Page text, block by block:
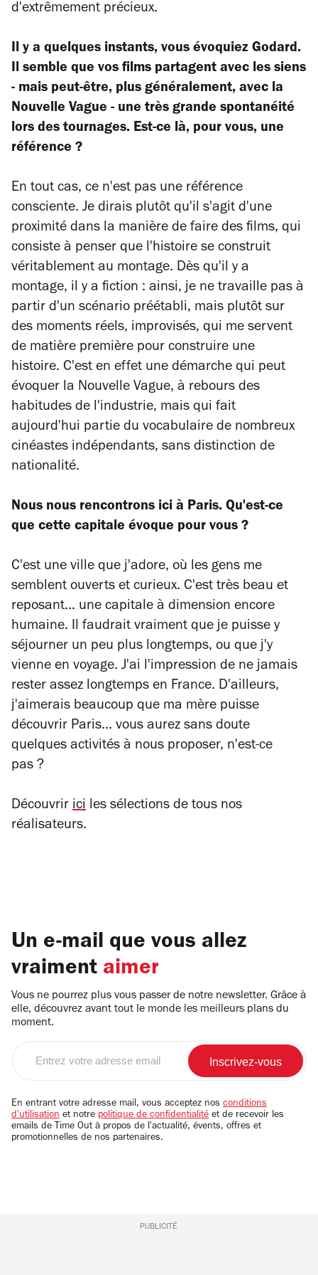
d'extrêmement précieux.
Il y a quelques instants, vous évoquiez Godard.
Il semble que vos films partagent avec les siens
- mais peut-être, plus généralement, avec la
Nouvelle Vague - une très grande spontanéité
lors des tournages. Est-ce là, pour vous, une
référence ?
En tout cas, ce n'est pas une référence
consciente. Je dirais plutôt qu'il s'agit d'une
proximité dans la manière de faire des films, qui
consiste à penser que l'histoire se construit
véritablement au montage. Dès qu'il y a
montage, il y a fiction : ainsi, je ne travaille pas à
partir d'un scénario préétabli, mais plutôt sur
des moments réels, improvisés, qui me servent
de matière première pour construire une
histoire. C'est en effet une démarche qui peut
évoquer la Nouvelle Vague, à rebours des
habitudes de l'industrie, mais qui fait
aujourd'hui partie du vocabulaire de nombreux
cinéastes indépendants, sans distinction de
nationalité.
Nous nous rencontrons ici à Paris. Qu'est-ce
que cette capitale évoque pour vous ?
C'est une ville que j'adore, où les gens me
semblent ouverts et curieux. C'est très beau et
reposant... une capitale à dimension encore
humaine. Il faudrait vraiment que je puisse y
séjourner un peu plus longtemps, ou que j'y
vienne en voyage. J'ai l'impression de ne jamais
rester assez longtemps en France. D'ailleurs,
j'aimerais beaucoup que ma mère puisse
découvrir Paris... vous aurez sans doute
quelques activités à nous proposer, n'est-ce
pas ?
Découvrir ici les sélections de tous nos
réalisateurs.
Un e-mail que vous allez
vraiment aimer
Vous ne pourrez plus vous passer de notre newsletter. Grâce à
elle, découvrez avant tout le monde les meilleurs plans du
moment.
email
En entrant votre adresse mail, vous acceptez nos conditions
d'utilisation et notre politique de confidentialité et de recevoir les
emails de Time Out à propos de l'actualité, évents, offres et
promotionnelles de nos partenaires.
PUBLICITÉ